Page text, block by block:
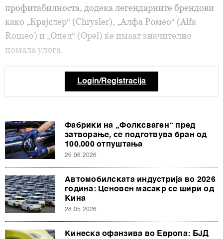
профитабилноста, додека легендарните брендови
како „Крајслер“ (Chrysler), „Алфа Ромео“ (Alfa
Romeo) и „Опел“ (Opel) ќе имаат значително
помала улога.
Login/Registracija
Фабрики на „Фолксваген“ пред
затворање, се подготвува бран од
100.000 отпуштања
26.06.2026
Автомобилската индустрија во 2026
година: Ценовен масакр се шири од
Кина
28.05.2026
Кинеска офанзива во Европа: БЈД